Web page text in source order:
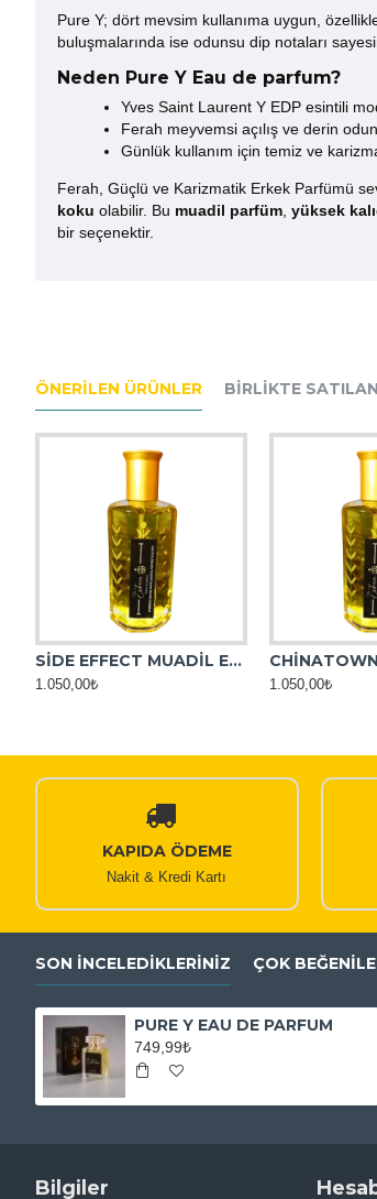
Pure Y; dört mevsim kullanıma uygun,
buluşmalarında ise odunsu dip notaları
Neden Pure Y Eau de parfum?
Yves Saint Laurent Y EDP esintili
Ferah meyvemsi açılış ve derin
Günlük kullanım için temiz ve
Ferah, Güçlü ve Karizmatik Erkek Parfümü
koku olabilir. Bu muadil parfüm yüksek
bir seçenektir.
ÖNERILEN ÜRÜNLER BIRLIKTE
SİDE EFFECT MUADİL ESANS
1.050,00₺ 1.050,00₺
1.050,00₺ 1.050,00₺
KAPIDA ÖDEME
Nakit & Kredi Kartı
SON İNCELEDIKLERINIZ ÇOK
PURE Y EAU DE PARFUM
749,99₺
Bilgiler